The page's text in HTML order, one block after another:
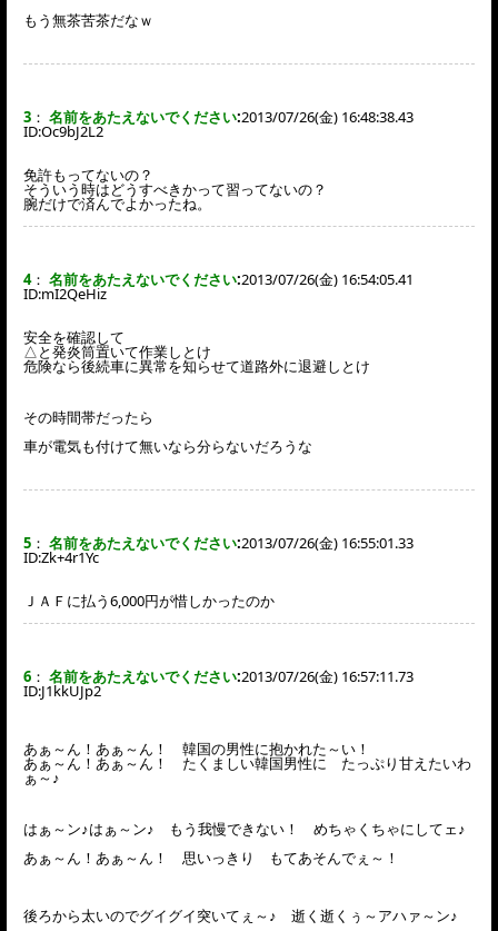
もう無茶苦茶だなｗ
3 ： 名前をあたえないでください:2013/07/26(金) 16:48:38.43
ID:Oc9bJ2L2
免許もってないの？
そういう時はどうすべきかって習ってないの？
腕だけで済んでよかったね。
4： 名前をあたえないでください:2013/07/26(金) 16:54:05.41
ID:mI2QeHiz
安全を確認して
△と発炎筒置いて作業しとけ
危険なら後続車に異常を知らせて道路外に退避しとけ
その時間帯だったら
車が電気も付けて無いなら分らないだろうな
5 ： 名前をあたえないでください:2013/07/26(金) 16:55:01.33
ID:Zk+4r1Yc
ＪＡＦに払う6,000円が惜しかったのか
6 ： 名前をあたえないでください:2013/07/26(金) 16:57:11.73
ID:J1kkUJp2
あぁ～ん！あぁ～ん！ 韓国の男性に抱かれた～い！
あぁ～ん！あぁ～ん！ たくましい韓国男性に たっぷり甘えたいわ
ぁ～♪
はぁ～ン♪はぁ～ン♪ もう我慢できない！ めちゃくちゃにしてェ♪
あぁ～ん！あぁ～ん！ 思いっきり もてあそんでぇ～！
後ろから太いのでグイグイ突いてぇ～♪ 逝く逝くぅ～アハァ～ン♪